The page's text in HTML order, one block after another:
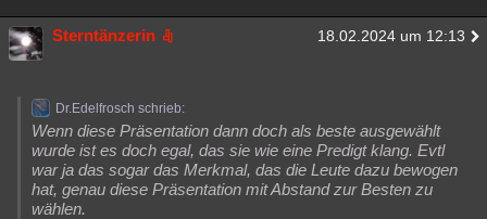
Sterntänzerin 18.02.2024 um 12:13
Dr.Edelfrosch schrieb:
Wenn diese Präsentation dann doch als beste ausgewählt
wurde ist es doch egal, das sie wie eine Predigt klang. Evtl
war ja das sogar das Merkmal, das die Leute dazu bewogen
hat, genau diese Präsentation mit Abstand zur Besten zu
wählen.